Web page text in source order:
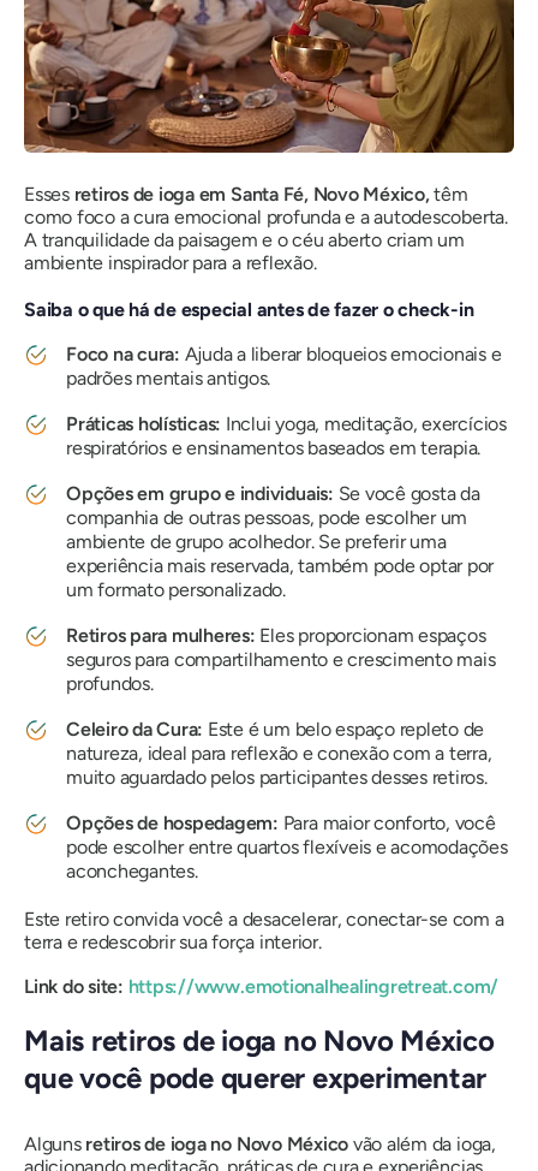
Esses retiros de ioga em Santa Fé, Novo México,têm
como foco a cura emocional profunda e a autodescoberta.
A tranquilidade da paisagem e o céu aberto criam um
ambiente inspirador para a reflexão.
Saiba o que há de especial antes de fazer o check-in
Foco na cura: Ajuda a liberar bloqueios emocionais e
padrões mentais antigos.
Práticas holísticas: Inclui yoga, meditação, exercícios
respiratórios e ensinamentos baseados em terapia.
Opções em grupo e individuais: Se você gosta da
companhia de outras pessoas, pode escolher um
ambiente de grupo acolhedor. Se preferir uma
experiência mais reservada, também pode optar por
um formato personalizado.
Retiros para mulheres: Eles proporcionam espaços
seguros para compartilhamento e crescimento mais
profundos.
Celeiro da Cura: Este é um belo espaço repleto de
natureza, ideal para reflexão e conexão com a terra,
muito aguardado pelos participantes desses retiros.
Opções de hospedagem: Para maior conforto, você
pode escolher entre quartos flexíveis e acomodações
aconchegantes.
Este retiro convida você a desacelerar, conectar-se com a
terra e redescobrir sua força interior.
Link do site: https://www.emotionalhealingretreat.com/
Mais retiros de ioga no Novo México
que você pode querer experimentar
Alguns retiros de ioga no Novo México vão além da ioga,